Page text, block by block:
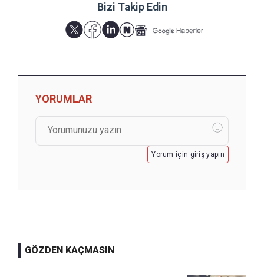
Bizi Takip Edin
YORUMLAR
Yorum için giriş yapın
GÖZDEN KAÇMASIN